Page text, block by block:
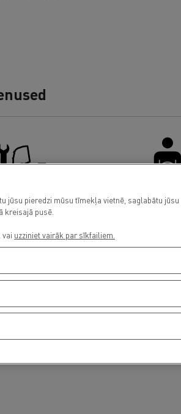
and repair
jūsu pieredzi mūsu tīmekļa vietnē, saglabātu
kreisajā pusē.
uzziniet vairāk par sīkfailiem.